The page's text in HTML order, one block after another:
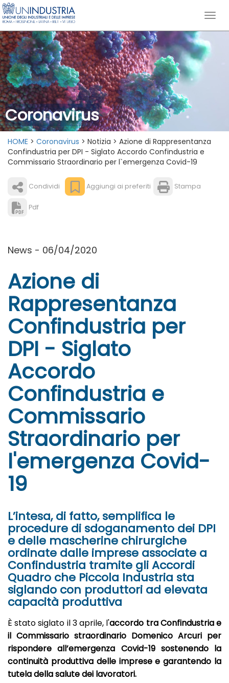
Coronavirus
HOME > Coronavirus > Notizia > Azione di Rappresentanza
Confindustria per DPI - Siglato Accordo Confindustria e
Commissario Straordinario per l`emergenza Covid-19
Condividi Aggiungi ai preferiti Stampa
Pdf
News - 06/04/2020
Azione di
Rappresentanza
Confindustria per
DPI - Siglato
Accordo
Confindustria e
Commissario
Straordinario per
l'emergenza Covid-
19
L’intesa, di fatto, semplifica le
procedure di sdoganamento dei DPI
e delle mascherine chirurgiche
ordinate dalle imprese associate a
Confindustria tramite gli Accordi
Quadro che Piccola Industria sta
siglando con produttori ad elevata
capacità produttiva
È stato siglato il 3 aprile, l'accordo tra Confindustria e
il Commissario straordinario Domenico Arcuri per
rispondere all’emergenza Covid-19 sostenendo la
continuità produttiva delle imprese e garantendo la
tutela della salute dei lavoratori.